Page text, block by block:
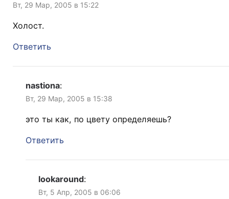
Вт, 29 Мар, 2005 в 15:22
Холост.
Ответить
nastiona:
Вт, 29 Мар, 2005 в 15:38
это ты как, по цвету определяешь?
Ответить
lookaround:
Вт, 5 Апр, 2005 в 06:06